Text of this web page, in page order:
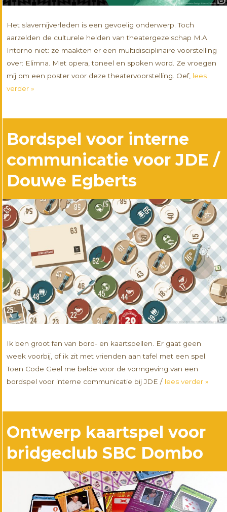
Het slavernijverleden is een gevoelig onderwerp. Toch
aarzelden de culturele helden van theatergezelschap M.A.
Intorno niet: ze maakten er een multidisciplinaire voorstelling
over: Elimna. Met opera, toneel en spoken word. Ze vroegen
mij om een poster voor deze theatervoorstelling. Oef, lees
verder »
Bordspel voor interne
communicatie voor JDE /
Douwe Egberts
Ik ben groot fan van bord- en kaartspellen. Er gaat geen
week voorbij, of ik zit met vrienden aan tafel met een spel.
Toen Code Geel me belde voor de vormgeving van een
bordspel voor interne communicatie bij JDE / lees verder »
Ontwerp kaartspel voor
bridgeclub SBC Dombo